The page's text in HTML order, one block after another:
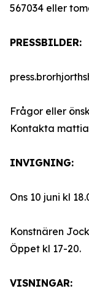
567034 eller
PRESSBILDER:
Frågor eller
Kontakta
INVIGNING:
Ons 10 juni kl
Konstnären
Öppet kl 17-20.
VISNINGAR: